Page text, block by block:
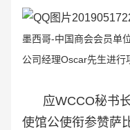
墨西哥-中国商会会员单
公司经理Oscar先生进行
应WCCO秘书长
使馆公使衔参赞萨